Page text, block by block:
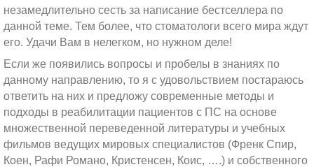
незамедлительно сесть за написание бестселлера по
данной теме. Тем более, что стоматологи всего мира ждут
его. Удачи Вам в нелегком, но нужном деле!
Если же появились вопросы и пробелы в знаниях по
данному направлению, то я с удовольствием постараюсь
ответить на них и предложу современные методы и
подходы в реабилитации пациентов с ПС на основе
множественной переведенной литературы и учебных
фильмов ведущих мировых специалистов (Френк Спир,
Коен, Рафи Романо, Кристенсен, Коис, ….) и собственного